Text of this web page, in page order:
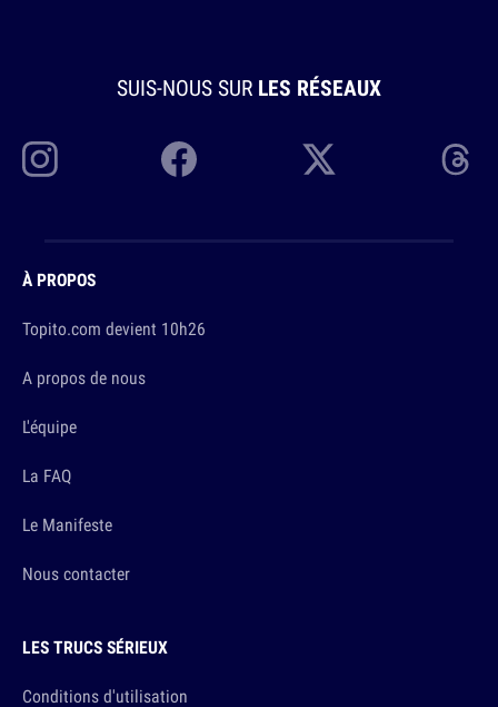
SUIS-NOUS SUR LES RÉSEAUX
À PROPOS
Topito.com devient 10h26
A propos de nous
L'équipe
La FAQ
Le Manifeste
Nous contacter
LES TRUCS SÉRIEUX
Conditions d'utilisation